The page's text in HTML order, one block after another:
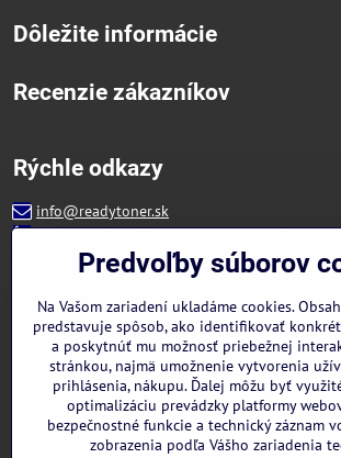
Dôležite informácie
Recenzie zákazníkov
Rýchle odkazy
info@readytoner.sk
+421 944 322 536 (PO-PIA: 09:00- 15:00)
Facebook
WhatsApp
Predvoľby súborov
Na Vašom zariadení ukladáme cookies.
predstavuje spôsob, ako identifikovať
a poskytnúť mu možnosť priebežnej
stránkou, najmä umožnenie vytvorenia
prihlásenia, nákupu. Ďalej môžu byť
optimalizáciu prevádzky platformy
bezpečnostné funkcie a technický záznam
zobrazenia podľa Vášho zariadenia